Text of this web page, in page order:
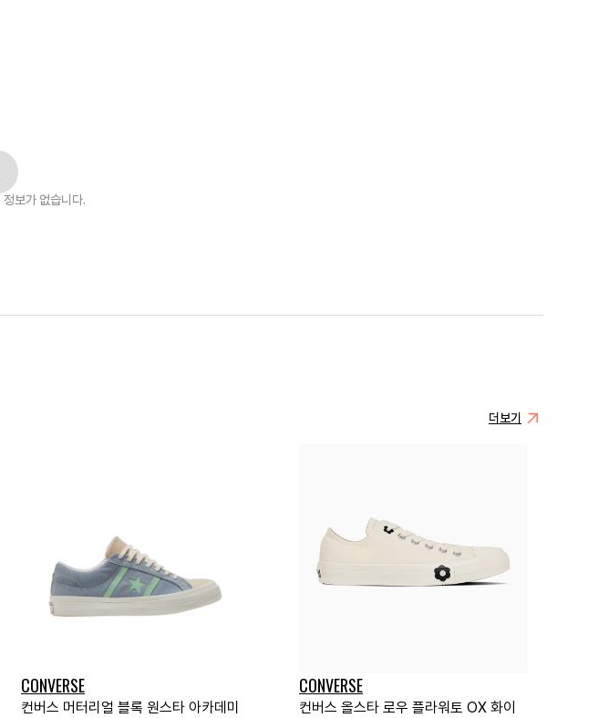
정보가 없습니다.
더보기
CONVERSE
컨버스 머터리얼 블록 원스타 아카데미
CONVERSE
컨버스 올스타 로우 플라워토 OX 화이